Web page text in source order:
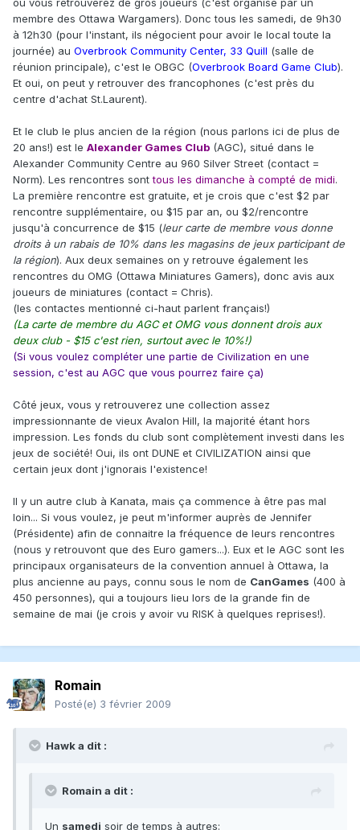
où vous retrouverez de gros joueurs (c'est organisé par un
membre des Ottawa Wargamers). Donc tous les samedi, de 9h30
à 12h30 (pour l'instant, ils négocient pour avoir le local toute la
journée) au Overbrook Community Center, 33 Quill (salle de
réunion principale), c'est le OBGC (Overbrook Board Game Club).
Et oui, on peut y retrouver des francophones (c'est près du
centre d'achat St.Laurent).
Et le club le plus ancien de la région (nous parlons ici de plus de
20 ans!) est le Alexander Games Club (AGC), situé dans le
Alexander Community Centre au 960 Silver Street (contact =
Norm). Les rencontres sonttous les dimanche à compté de midi.
La première rencontre est gratuite, et je crois que c'est $2 par
rencontre supplémentaire, ou $15 par an, ou $2/rencontre
jusqu'à concurrence de $15 (leur carte de membre vous donne
droits à un rabais de 10% dans les magasins de jeux participant de
la région). Aux deux semaines on y retrouve également les
rencontres du OMG (Ottawa Miniatures Gamers), donc avis aux
joueurs de miniatures (contact = Chris).
(les contactes mentionné ci-haut parlent français!)
(La carte de membre du AGC et OMG vous donnent drois aux
deux club - $15 c'est rien, surtout avec le 10%!)
(Si vous voulez compléter une partie de Civilization en une
session, c'est au AGC que vous pourrez faire ça)
Côté jeux, vous y retrouverez une collection assez
impressionnante de vieux Avalon Hill, la majorité étant hors
impression. Les fonds du club sont complètement investi dans les
jeux de société! Oui, ils ont DUNE et CIVILIZATION ainsi que
certain jeux dont j'ignorais l'existence!
Il y un autre club à Kanata, mais ça commence à être pas mal
loin... Si vous voulez, je peut m'informer auprès de Jennifer
(Présidente) afin de connaitre la fréquence de leurs rencontres
(nous y retrouvont que des Euro gamers...). Eux et le AGC sont les
principaux organisateurs de la convention annuel à Ottawa, la
plus ancienne au pays, connu sous le nom de CanGames (400 à
450 personnes), qui a toujours lieu lors de la grande fin de
semaine de mai (je crois y avoir vu RISK à quelques reprises!).
Romain
Posté(e) 3 février 2009
Hawk a dit :
Romain a dit :
Un samedi soir de temps à autres: